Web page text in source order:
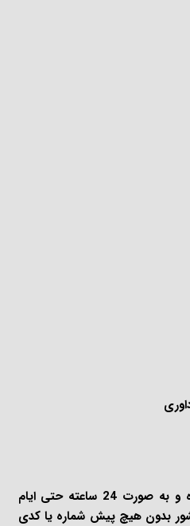
شما عزیزان میتوانید همه روزه و به صورت 24 ساعته حتی ایام
بدون هیچ پیش شماره یا کدی